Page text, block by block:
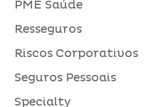
PME Saúde
Resseguros
Riscos Corporativos
Seguros Pessoais
Specialty